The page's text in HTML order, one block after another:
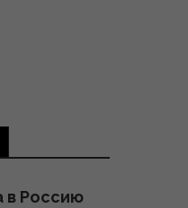
в Россию